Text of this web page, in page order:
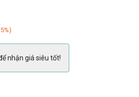
%)
nhận giá siêu tốt!